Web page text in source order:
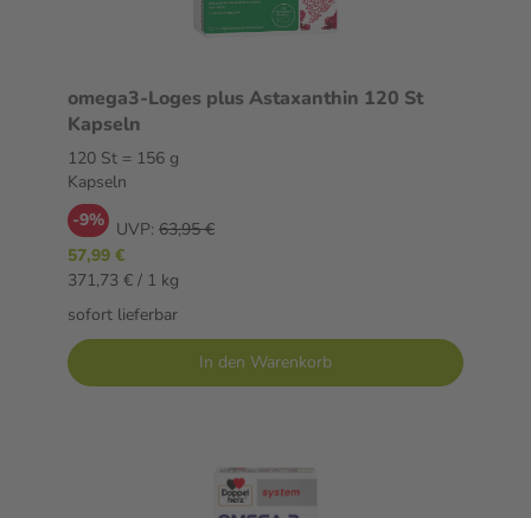
omega3-Loges plus Astaxanthin 120 St
Kapseln
120 St = 156 g
Kapseln
-9% UVP: 63,95 €
57,99 €
371,73 € / 1 kg
sofort lieferbar
In den Warenkorb